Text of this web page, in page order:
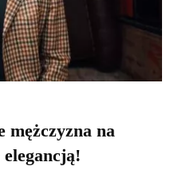
mężczyzna na
elegancją!